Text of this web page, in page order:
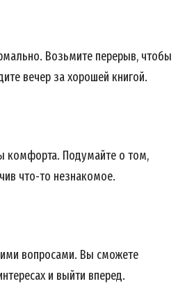
About
Contact us
Возьмите перерыв, чтобы
вечер за хорошей книгой.
комфорта. Подумайте о том,
что-то незнакомое.
вопросами. Вы сможете
и выйти вперед.